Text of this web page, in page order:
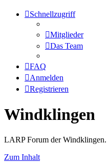
Schnellzugriff
Mitglieder
Das Team
FAQ
Anmelden
Registrieren
Windklingen
LARP Forum der Windklingen.
Zum Inhalt